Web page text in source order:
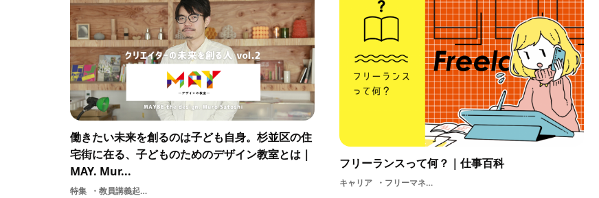
働きたい未来を創るのは子ども自身。杉並区の住
宅街に在る、子どものためのデザイン教室とは｜
MAY. Mur...
特集 教員講義起業MAYBE the designクリエイター支援スクール
フリーランスって何？｜仕事百科
キャリア フリーマネージメント個人事業主基礎知識起業フリーランス